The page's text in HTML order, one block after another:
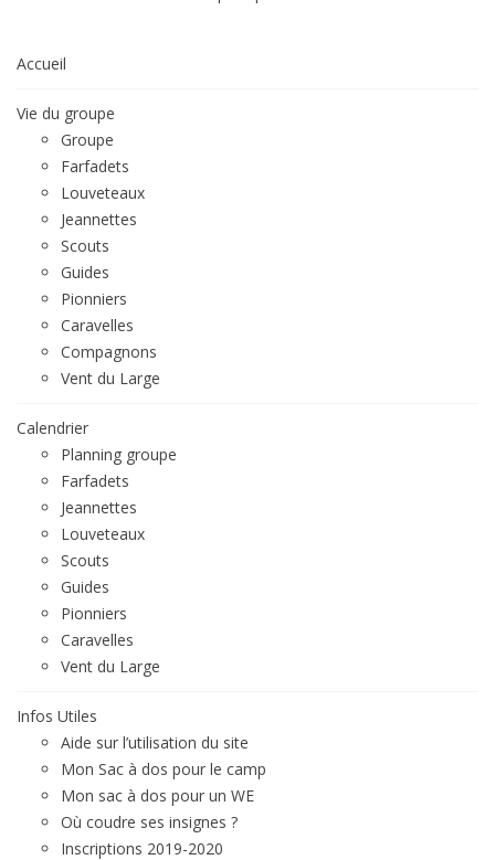
Accueil
Vie du groupe
Groupe
Farfadets
Louveteaux
Jeannettes
Scouts
Guides
Pionniers
Caravelles
Compagnons
Vent du Large
Calendrier
Planning groupe
Farfadets
Jeannettes
Louveteaux
Scouts
Guides
Pionniers
Caravelles
Vent du Large
Infos Utiles
Aide sur l’utilisation du site
Mon Sac à dos pour le camp
Mon sac à dos pour un WE
Où coudre ses insignes ?
Inscriptions 2019-2020